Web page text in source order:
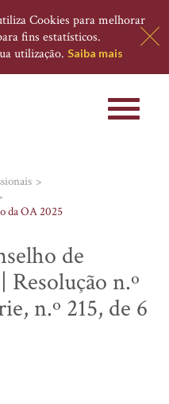
Cookies para melhorar
fins estatísticos.
utilização. Saiba mais
Toggle
da OA 2025
de
Resolução n.º
n.º 215, de 6